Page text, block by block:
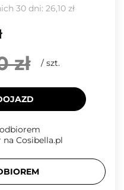
30 dni: 26,10 zł
zł / szt.
Cosibella.pl